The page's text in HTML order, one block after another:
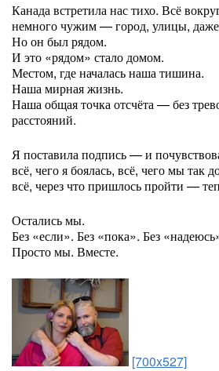
Канада встретила нас тихо. Всё
немного чужим — город, улицы,
Но он был рядом.
И это «рядом» стало домом.
Местом, где началась наша тишина.
Наша мирная жизнь.
Наша общая точка отсчёта — без
расстояний.
Я поставила подпись — и
всё, чего я боялась, всё, чего мы так
всё, через что пришлось пройти —
Остались мы.
Без «если». Без «пока». Без
Просто мы. Вместе.
[700x527]